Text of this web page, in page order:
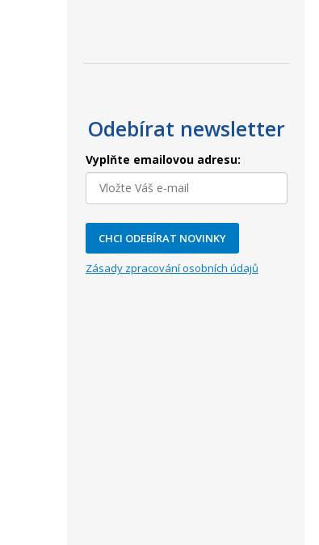
Odebírat newsletter
Vyplňte emailovou adresu:
CHCI ODEBÍRAT NOVINKY
Zásady zpracování osobních údajů